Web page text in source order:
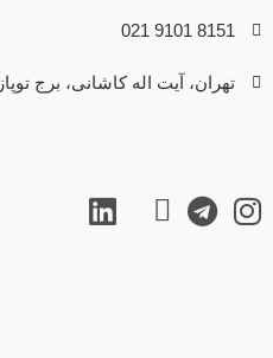
8151 9101 021
تهران، آیت اله کاشانی، برج توپاز